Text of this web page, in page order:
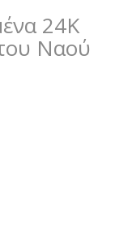
24K
Ναού